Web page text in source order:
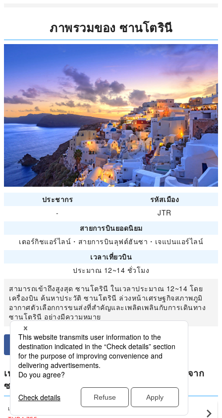
ภาพรวมของ ซานโตรินี
ประชากร
รหัสเมือง
-
JTR
สายการบินยอดนิยม
เตอร์กิชแอร์ไลน์ ・ สายการบินลุฟต์ฮันซา ・ เจแปนแอร์ไลน์
เวลาเที่ยวบิน
ประมาณ 12~14 ชั่วโมง
สามารถเข้าถึงสูงสุด ซานโตรินี ในเวลาประมาณ 12~14 โดย
เครื่องบิน ค้นหาประวัติ ซานโตรินี ล่วงหน้าเศรษฐกิจสภาพภูมิ
อากาศตัวเลือกการขนส่งที่สำคัญและเพลิดเพลินกับการเดินทาง
ซานโตรินี อย่างมีความหมาย
เปรียบเทียบราคาต่ำสุดสำหรับ กรีซ ในประเทศจาก
ซานโตรินี
เอเธนส์